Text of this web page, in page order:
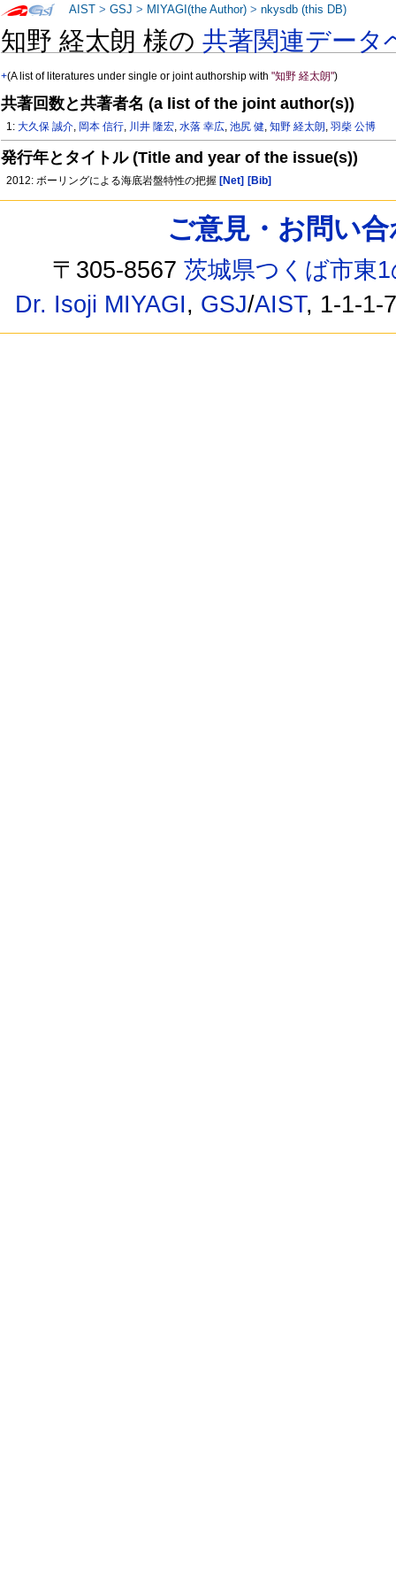
知野 経太朗 様の共著関連データ
+(A list of literatures under single or joint authorship with"知野 経太朗")
共著回数と共著者名 (a list of the joint author(s))
1:大久保 誠介, 岡本 信行, 川井 隆宏,水落 幸広,池尻 健,知野 経太朗,羽柴 公博
発行年とタイトル (Title and year of the issue(s))
2012: ボーリングによる海底岩盤特性の把握 [Net] [Bib]
AIST >GSJ > MIYAGI(the Author) >nkysdb (this DB)
ご意見・お問い
〒305-8567茨城県つくば市東
Dr. Isoji MIYAGI, GSJ/AIST, 1-1-1-